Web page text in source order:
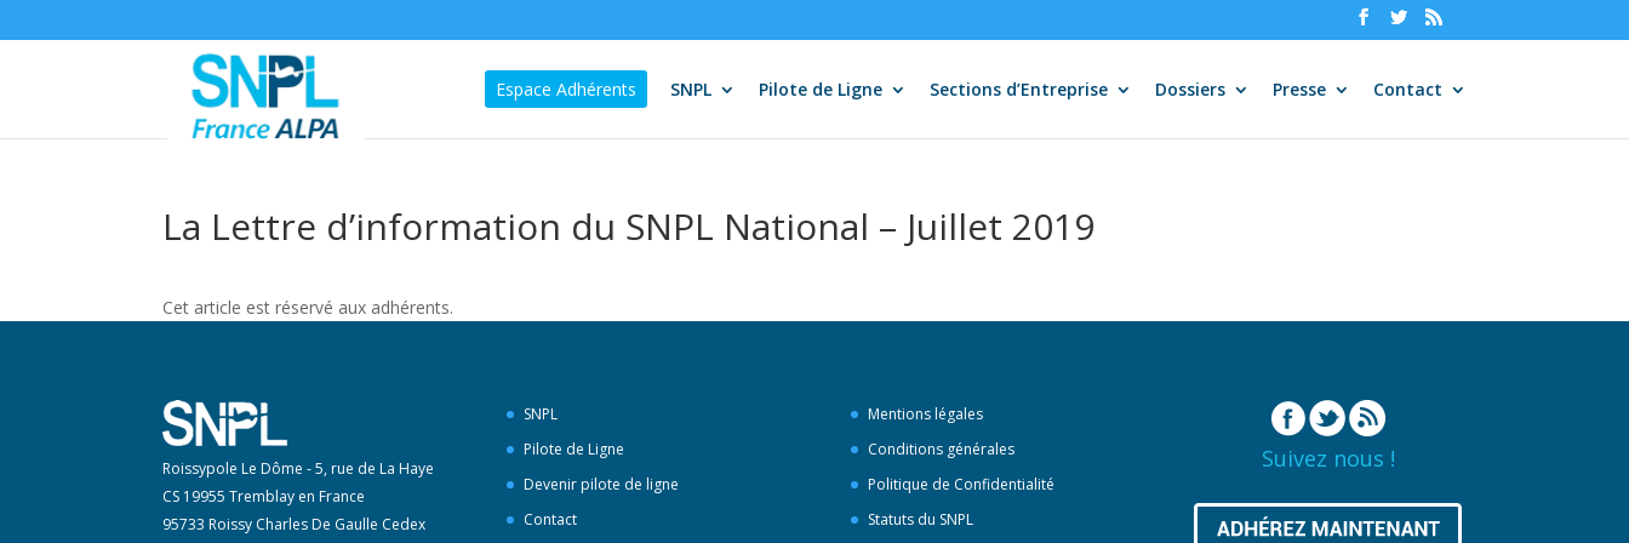
Espace Adhérents SNPL Pilote de Ligne Sections d’Entreprise Dossiers Presse Contact
La Lettre d’information du SNPL National – Juillet 2019
Cet article est réservé aux adhérents.
Roissypole Le Dôme - 5, rue de La Haye
CS 19955 Tremblay en France
95733 Roissy Charles De Gaulle Cedex
SNPL
Pilote de Ligne
Devenir pilote de ligne
Contact
Mentions légales
Conditions générales
Politique de Confidentialité
Statuts du SNPL
Suivez nous !